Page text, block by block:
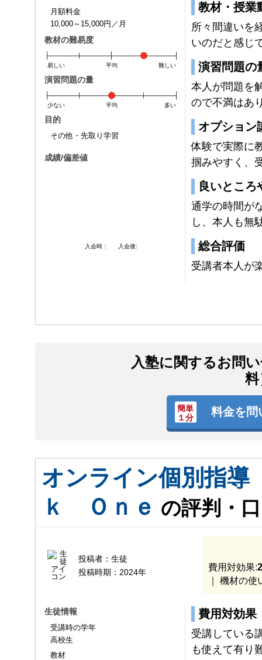
月額料金
10,000～15,000円／月
教材の難易度
易しい 平均 難しい
演習問題の量
少ない 平均 多い
目的
その他・先取り学習
成績/偏差値
入会時： 入会後:
教材・授業
所々間違いを
いのだと感じ
演習問題の
本人が問題を
ので不満はあ
オプション
体験で実際に
掴みやすく、
良いところ
通学の時間が
し、本人も無
総合評価
受講者本人が
入塾に関するお問
料
料金を問
オンライン個別指
ｋ Ｏｎｅ の評判・
投稿者： 生徒
投稿時期： 2024年 費用対効果:
｜ 機材の使
生徒情報
受講時の学年
高校生
教材
費用対効果
受講している
も使えて有り